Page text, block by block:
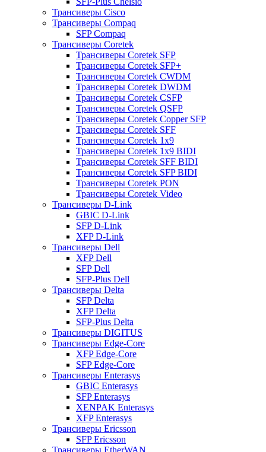
Трансиверы Cisco
Трансиверы Compaq
SFP Compaq
Трансиверы Coretek
Трансиверы Coretek SFP
Трансиверы Coretek SFP+
Трансиверы Coretek CWDM
Трансиверы Coretek DWDM
Трансиверы Coretek CSFP
Трансиверы Coretek QSFP
Трансиверы Coretek Copper SFP
Трансиверы Coretek SFF
Трансиверы Coretek 1x9
Трансиверы Coretek 1x9 BIDI
Трансиверы Coretek SFF BIDI
Трансиверы Coretek SFP BIDI
Трансиверы Coretek PON
Трансиверы Coretek Video
Трансиверы D-Link
GBIC D-Link
SFP D-Link
XFP D-Link
Трансиверы Dell
XFP Dell
SFP Dell
SFP-Plus Dell
Трансиверы Delta
SFP Delta
XFP Delta
SFP-Plus Delta
Трансиверы DIGITUS
Трансиверы Edge-Core
XFP Edge-Core
SFP Edge-Core
Трансиверы Enterasys
GBIC Enterasys
SFP Enterasys
XENPAK Enterasys
XFP Enterasys
Трансиверы Ericsson
SFP Ericsson
Трансиверы EtherWAN